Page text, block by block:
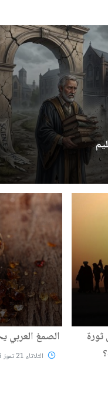
ثورة
الصمغ العربي
الثلاثاء 21 تموز 2026